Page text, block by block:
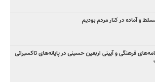
و آماده در کنار مردم بودیم
فرهنگی و آیینی اربعین حسینی در پایانه‌های تاکسیرانی